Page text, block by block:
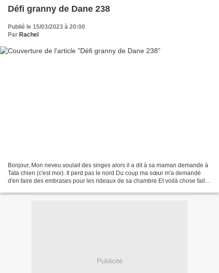
Défi granny de Dane 238
Publié le 15/03/2023 à 20:00
Par Rachel
Bonjour, Mon neveu voulait des singes alors il a dit à sa maman demande à
Tata chien (c'est moi). Il perd pas le nord Du coup ma sœur m'a demandé
d'en faire des embrases pour les rideaux de sa chambre Et voilà chose faite
Publicité